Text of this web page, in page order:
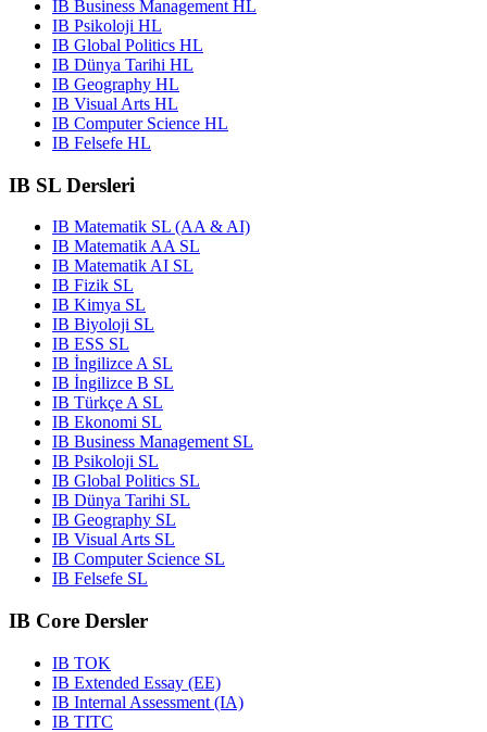
IB Business Management HL
IB Psikoloji HL
IB Global Politics HL
IB Dünya Tarihi HL
IB Geography HL
IB Visual Arts HL
IB Computer Science HL
IB Felsefe HL
IB SL Dersleri
IB Matematik SL (AA & AI)
IB Matematik AA SL
IB Matematik AI SL
IB Fizik SL
IB Kimya SL
IB Biyoloji SL
IB ESS SL
IB İngilizce A SL
IB İngilizce B SL
IB Türkçe A SL
IB Ekonomi SL
IB Business Management SL
IB Psikoloji SL
IB Global Politics SL
IB Dünya Tarihi SL
IB Geography SL
IB Visual Arts SL
IB Computer Science SL
IB Felsefe SL
IB Core Dersler
IB TOK
IB Extended Essay (EE)
IB Internal Assessment (IA)
IB TITC